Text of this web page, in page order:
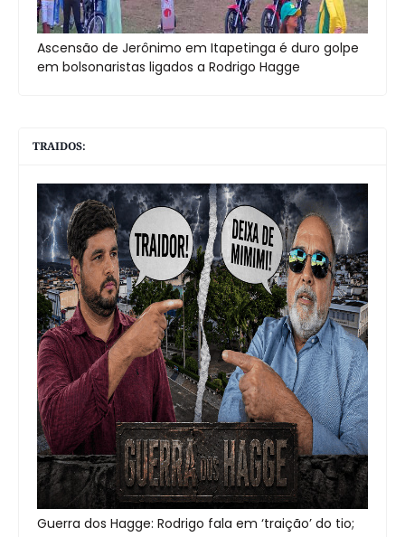
Ascensão de Jerônimo em Itapetinga é duro golpe
em bolsonaristas ligados a Rodrigo Hagge
TRAIDOS:
Guerra dos Hagge: Rodrigo fala em ‘traição’ do tio;